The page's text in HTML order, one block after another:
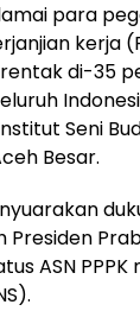
para
kerja
di-35
Seni
Besar.
Presiden
ASN PPPK